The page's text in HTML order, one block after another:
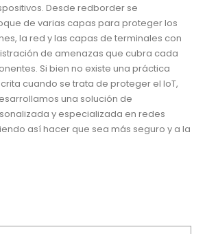
Desde redborder se
de varias capas para proteger los
la red y las capas de terminales con
de amenazas que cubra cada
Si bien no existe una práctica
cuando se trata de proteger el IoT,
una solución de
y especializada en redes
así hacer que sea más seguro y a la